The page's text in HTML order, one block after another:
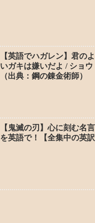
【英語でハガレン】君の
いガキは嫌いだよ / ショ
（出典：鋼の錬金術師）
【鬼滅の刃】心に刻む名
を英語で！【全集中の英訳